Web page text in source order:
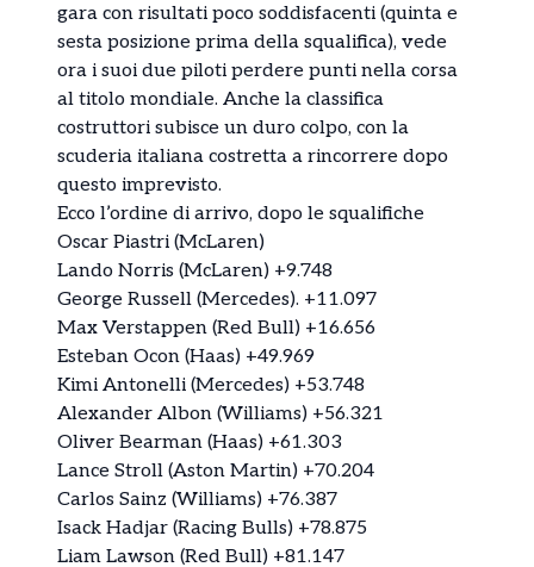
gara con risultati poco soddisfacenti (quinta e
sesta posizione prima della squalifica), vede
ora i suoi due piloti perdere punti nella corsa
al titolo mondiale. Anche la classifica
costruttori subisce un duro colpo, con la
scuderia italiana costretta a rincorrere dopo
questo imprevisto.
Ecco l’ordine di arrivo, dopo le squalifiche
Oscar Piastri (McLaren)
Lando Norris (McLaren) +9.748
George Russell (Mercedes). +11.097
Max Verstappen (Red Bull) +16.656
Esteban Ocon (Haas) +49.969
Kimi Antonelli (Mercedes) +53.748
Alexander Albon (Williams) +56.321
Oliver Bearman (Haas) +61.303
Lance Stroll (Aston Martin) +70.204
Carlos Sainz (Williams) +76.387
Isack Hadjar (Racing Bulls) +78.875
Liam Lawson (Red Bull) +81.147